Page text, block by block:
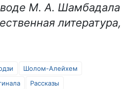
М. А. Шамбадала
литература,
Шолом-Алейхем
Рассказы